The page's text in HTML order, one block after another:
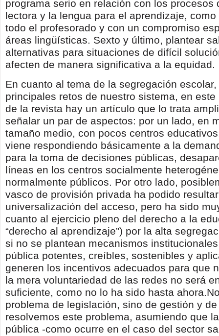
programa serio en relación con los procesos
lectora y la lengua para el aprendizaje,
todo el profesorado y con un compromiso
áreas lingüísticas. Sexto y último, plantear
alternativas para situaciones de difícil
afecten de manera significativa a la equidad.
En cuanto al tema de la segregación
principales retos de nuestro sistema, en
de la revista hay un artículo que lo trata
señalar un par de aspectos: por un lado, en
tamaño medio, con pocos centros
viene respondiendo básicamente a la
para la toma de decisiones públicas,
líneas en los centros socialmente
normalmente públicos. Por otro lado,
vasco de provisión privada ha podido
universalización del acceso, pero ha sido
cuanto al ejercicio pleno del derecho a la
“derecho al aprendizaje”) por la alta
si no se plantean mecanismos
pública potentes, creíbles, sostenibles y
generen los incentivos adecuados para que
la mera voluntariedad de las redes no será
suficiente, como no lo ha sido hasta
problema de legislación, sino de gestión y
resolvemos este problema, asumiendo que
pública -como ocurre en el caso del sector